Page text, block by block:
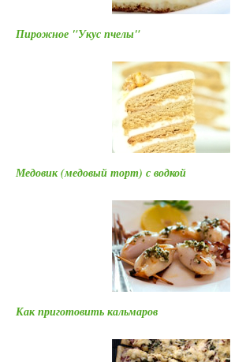
Пирожное "Укус пчелы"
Медовик (медовый торт) с водкой
Как приготовить кальмаров